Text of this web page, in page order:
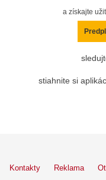
a získajte
stiahnite si
Kontakty Reklama